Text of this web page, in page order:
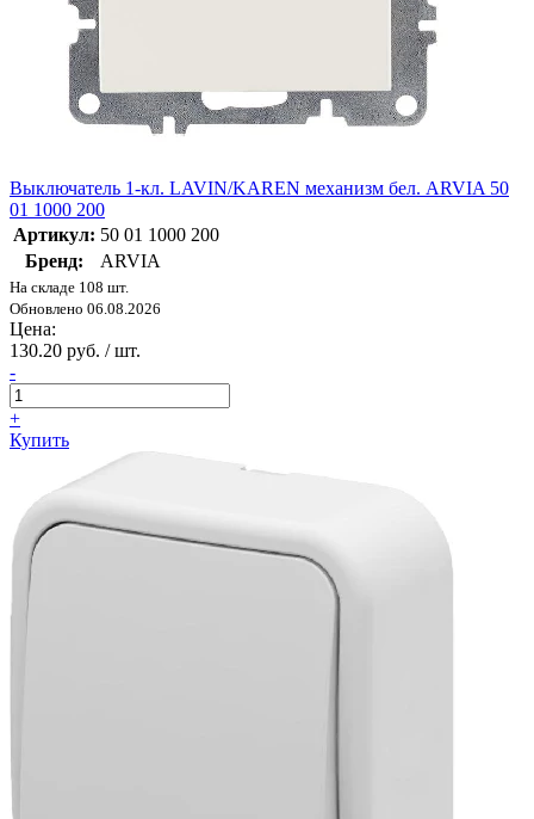
Выключатель 1-кл. LAVIN/KAREN механизм бел. ARVIA 50
01 1000 200
Артикул: 50 01 1000 200
Бренд:
ARVIA
На складе 108 шт.
Обновлено 06.08.2026
Цена:
130.20 руб. / шт.
-
+
Купить